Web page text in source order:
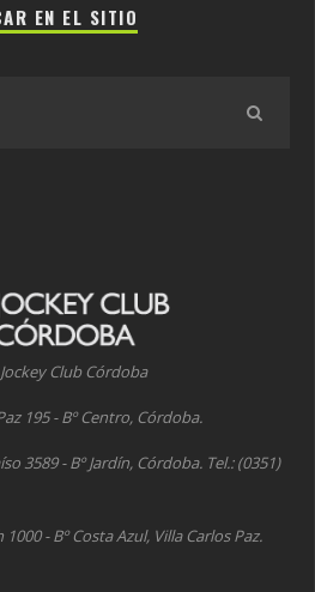
EN EL SITIO
Club Córdoba
195 - Bº Centro, Córdoba.
3589 - Bº Jardín, Córdoba. Tel.: (0351)
1000 - Bº Costa Azul, Villa Carlos Paz.